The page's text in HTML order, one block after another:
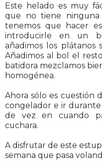
Este helado es muy
que no tiene ninguna
tenemos que hacer
introducirle en un
añadimos los plátanos
Añadimos al bol el
batidora mezclamos
homogénea.
Ahora sólo es cuestión
congelador e ir durante
de vez en cuando
cuchara.
A disfrutar de este
semana que pasa